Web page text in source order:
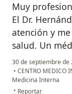
Muy
El Dr.
atención y
salud. Un
30 de septiembre de
• CENTRO MEDICO
Medicina Interna
• en opinión del
Reportar